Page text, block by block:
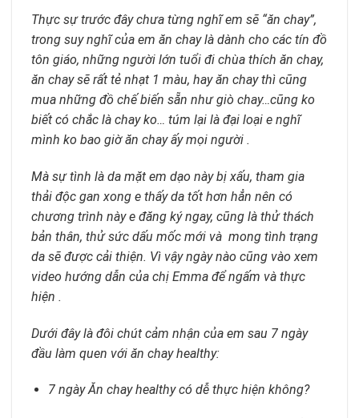
Thực sự trước đây chưa từng nghĩ em sẽ “ăn chay”,
trong suy nghĩ của em ăn chay là dành cho các tín đồ
tôn giáo, những người lớn tuổi đi chùa thích ăn chay,
ăn chay sẽ rất tẻ nhạt 1 màu, hay ăn chay thì cũng
mua những đồ chế biến sẵn như giò chay…cũng ko
biết có chắc là chay ko… túm lại là đại loại e nghĩ
mình ko bao giờ ăn chay ấy mọi người .
Mà sự tình là da mặt em dạo này bị xấu, tham gia
thải độc gan xong e thấy da tốt hơn hẳn nên có
chương trình này e đăng ký ngay, cũng là thử thách
bản thân, thử sức dấu mốc mới và mong tình trạng
da sẽ được cải thiện. Vì vậy ngày nào cũng vào xem
video hướng dẫn của chị Emma để ngấm và thực
hiện .
Dưới đây là đôi chút cảm nhận của em sau 7 ngày
đầu làm quen với ăn chay healthy:
7 ngày Ăn chay healthy có dễ thực hiện không?